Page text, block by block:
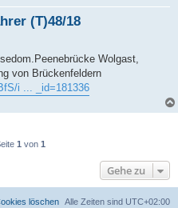
(T)48/18
Wolgast,
von Brückenfeldern
i ... _id=181336
1 von 1
Gehe zu
Alle Zeiten sind UTC+02:00
löschen